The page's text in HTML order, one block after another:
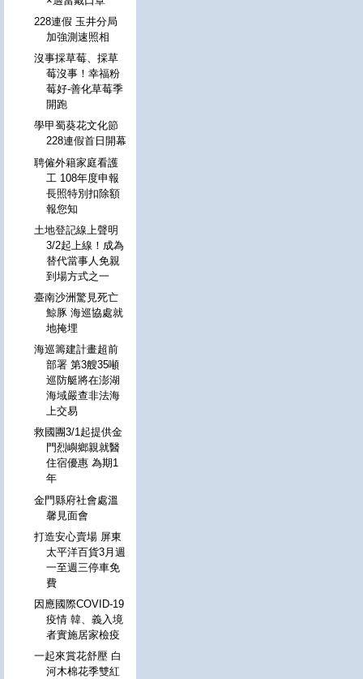
228連假 玉井分局
加強測速照相
沒事採草莓、採草
莓沒事！幸福粉
莓好-善化草莓季
開跑
學甲蜀葵花文化節
228連假首日開幕
聘僱外籍家庭看護
工 108年度申報
長照特別扣除額
報您知
土地登記線上聲明
3/2起上線！成為
替代當事人免親
到場方式之一
臺南沙洲驚見死亡
鯨豚 海巡協處就
地掩埋
海巡籌建計畫超前
部署 第3艘35噸
巡防艇將在澎湖
海域嚴查非法海
上交易
救國團3/1起提供金
門烈嶼鄉親就醫
住宿優惠 為期1
年
金門縣府社會處溫
馨見面會
打造安心賣場 屏東
太平洋百貨3月週
一至週三停車免
費
因應國際COVID-19
疫情 韓、義入境
者實施居家檢疫
一起來賞花舒壓 白
河木棉花季雙紅